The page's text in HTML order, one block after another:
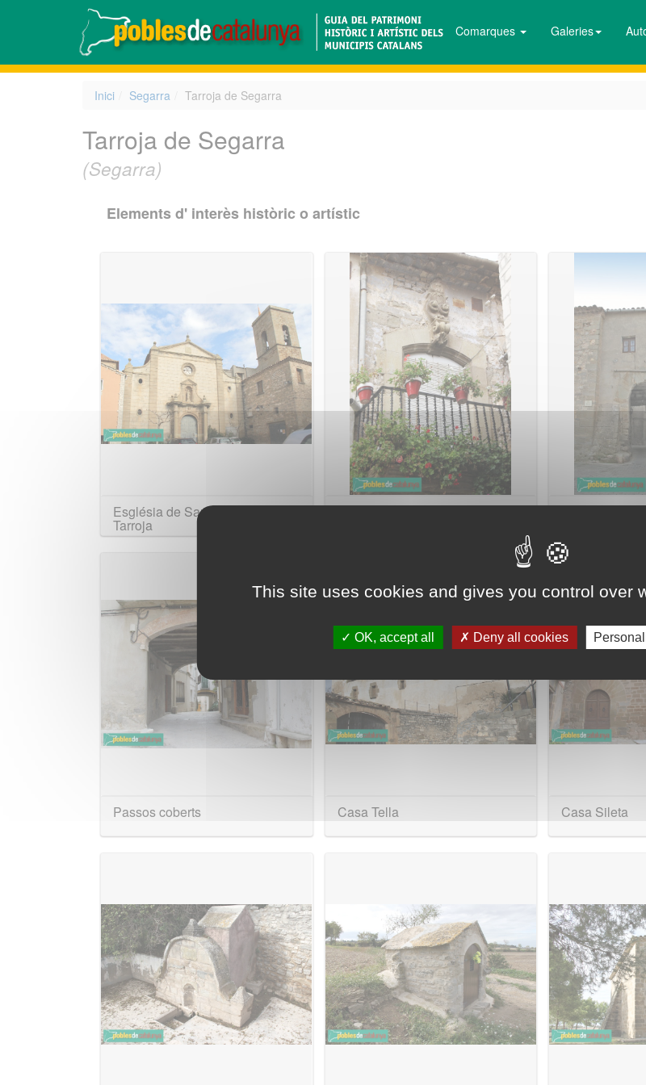
Comarques Galeries
Inici Segarra Tarroja de Segarra
Tarroja de Segarra
(Segarra)
Elements d' interès històric o artístic
Església de Sant Salvador de
Tarroja
Passos coberts
Casa a la plaça de l'Església
Casa Tella
Portal de
Casa Sileta
This site uses cookies and gives you control over
OK, accept all Deny all cookies